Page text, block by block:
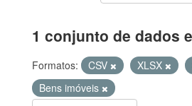
1 conjunto de dados
Formatos: CSV XLSX
Bens imóveis